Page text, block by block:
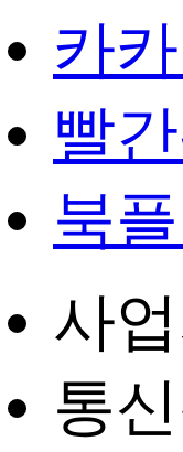
카
빨
북
사
통